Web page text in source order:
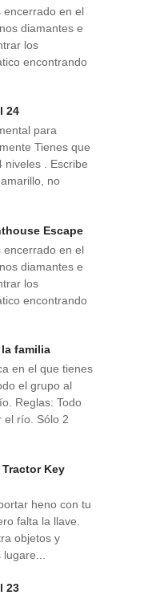
encerrado en el
diamantes e
los
encontrando
24
para
Tienes que
niveles . Escribe
no
Escape
encerrado en el
diamantes e
los
encontrando
familia
en el que tienes
el grupo al
Reglas: Todo
el río. Sólo 2
Key
heno con tu
falta la llave.
objetos y
lugare...
23